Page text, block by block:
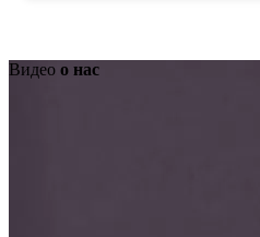
Видео о нас